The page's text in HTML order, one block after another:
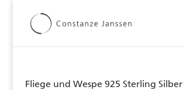
Fliege und Wespe 925 Sterling Silber